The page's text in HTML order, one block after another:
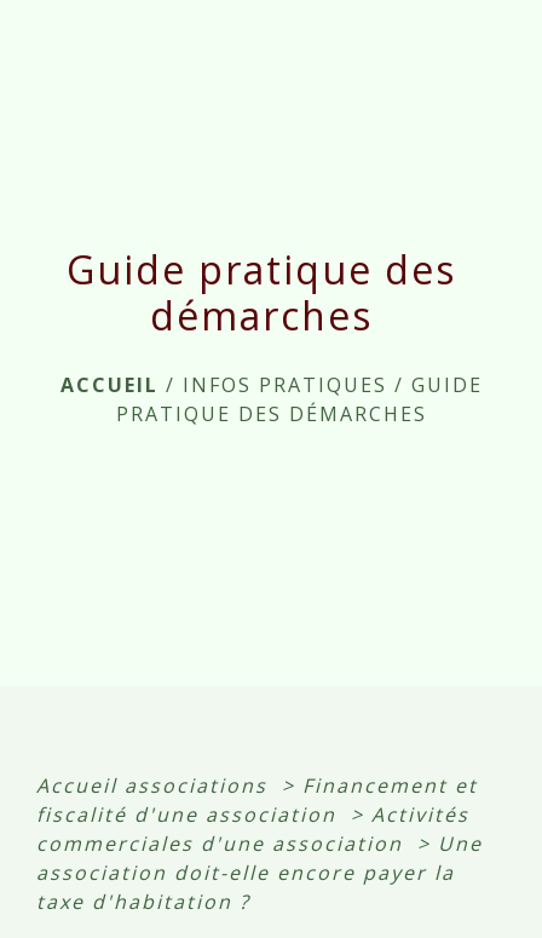
Guide pratique des
démarches
ACCUEIL / INFOS PRATIQUES / GUIDE
PRATIQUE DES DÉMARCHES
Accueil associations > Financement et
fiscalité d'une association
> Activités
commerciales d'une association
> Une
association doit-elle encore payer la
taxe d'habitation ?